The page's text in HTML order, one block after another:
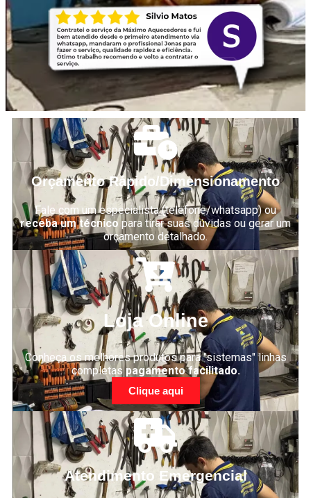
Orçamento Rápido/Dimensionamento
Fale com um especialista (telefone/whatsapp) ou
receba um técnico para tirar suas dúvidas ou gerar um
orçamento detalhado.
Loja Online
Conheça os melhores produtos para "sistemas" linhas
completaspagamento facilitado.
Clique aqui
Atendimento Emergencial